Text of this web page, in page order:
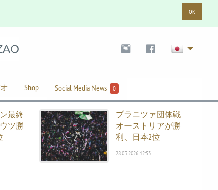
OK
Shop Social Media News 0
最終
ツ勝
プラニツァ団体戦
オーストリアが勝
利、日本2位
28.03.2026 12:53